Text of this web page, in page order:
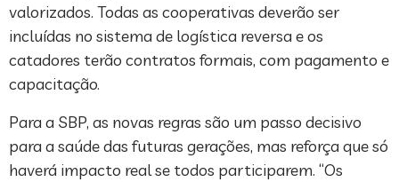
valorizados. Todas as cooperativas deverão ser
incluídas no sistema de logística reversa e os
catadores terão contratos formais, com pagamento e
capacitação.
Para a SBP, as novas regras são um passo decisivo
para a saúde das futuras gerações, mas reforça que só
haverá impacto real se todos participarem. “Os